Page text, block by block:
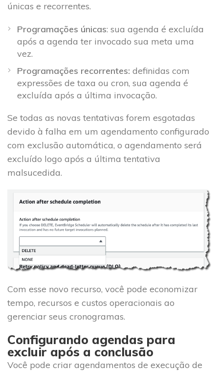
únicas e recorrentes.
Programações únicas: sua agenda é excluída
após a agenda ter invocado sua meta uma
vez.
Programações recorrentes: definidas com
expressões de taxa ou cron, sua agenda é
excluída após a última invocação.
Se todas as novas tentativas forem esgotadas
devido à falha em um agendamento configurado
com exclusão automática, o agendamento será
excluído logo após a última tentativa
malsucedida.
Com esse novo recurso, você pode economizar
tempo, recursos e custos operacionais ao
gerenciar seus cronogramas.
Configurando agendas para
excluir após a conclusão
Você pode criar agendamentos de execução de